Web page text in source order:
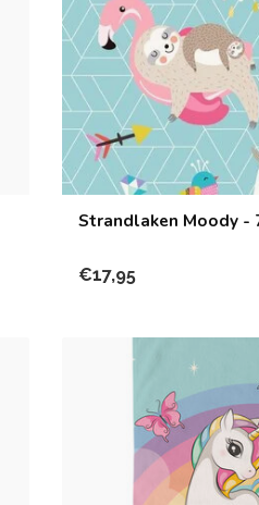
Strandlaken Moody -
€17,95